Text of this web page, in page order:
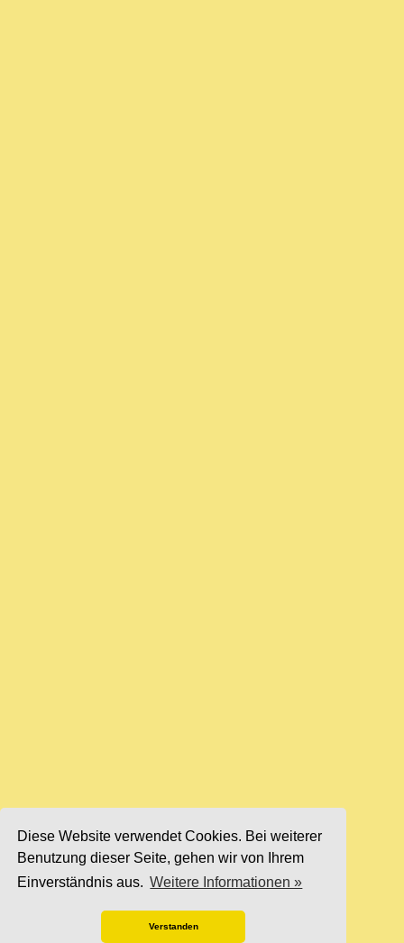
Diese Website verwendet Cookies. Bei weiterer
Benutzung dieser Seite, gehen wir von Ihrem
Einverständnis aus. Weitere Informationen »
Verstanden